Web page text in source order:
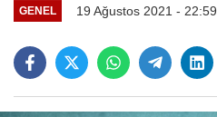
GENEL 19 Ağustos 2021 - 22:59